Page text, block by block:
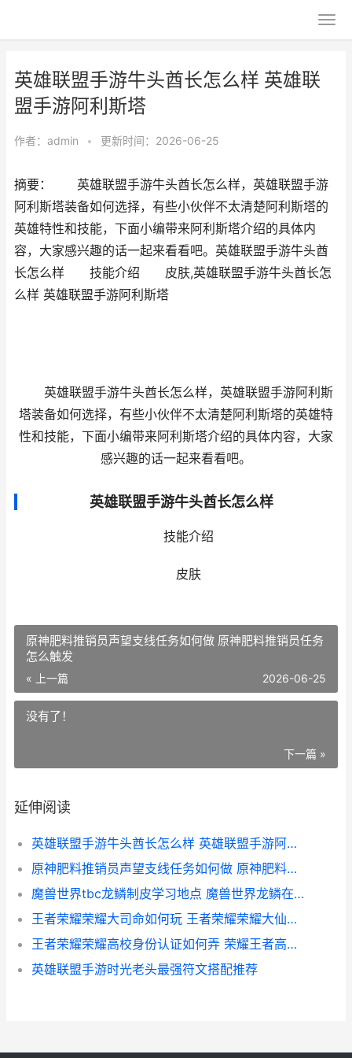
英雄联盟手游牛头酋长怎么样 英雄联
盟手游阿利斯塔
作者： admin • 更新时间：2026-06-25
摘要： 英雄联盟手游牛头酋长怎么样，英雄联盟手游
阿利斯塔装备如何选择，有些小伙伴不太清楚阿利斯塔的
英雄特性和技能，下面小编带来阿利斯塔介绍的具体内
容，大家感兴趣的话一起来看看吧。英雄联盟手游牛头酋
长怎么样 技能介绍 皮肤,英雄联盟手游牛头酋长怎
么样 英雄联盟手游阿利斯塔
英雄联盟手游牛头酋长怎么样，英雄联盟手游阿利斯
塔装备如何选择，有些小伙伴不太清楚阿利斯塔的英雄特
性和技能，下面小编带来阿利斯塔介绍的具体内容，大家
感兴趣的话一起来看看吧。
英雄联盟手游牛头酋长怎么样
技能介绍
皮肤
原神肥料推销员声望支线任务如何做 原神肥料推销员任务
怎么触发
« 上一篇 2026-06-25
没有了！
下一篇 »
延伸阅读
英雄联盟手游牛头酋长怎么样 英雄联盟手游阿利斯塔
原神肥料推销员声望支线任务如何做 原神肥料推销员任务怎么触发
魔兽世界tbc龙鳞制皮学习地点 魔兽世界龙鳞在哪里刷-
王者荣耀荣耀大司命如何玩 王者荣耀荣耀大仙玩马超
王者荣耀荣耀高校身份认证如何弄 荣耀王者高星图片
英雄联盟手游时光老头最强符文搭配推荐